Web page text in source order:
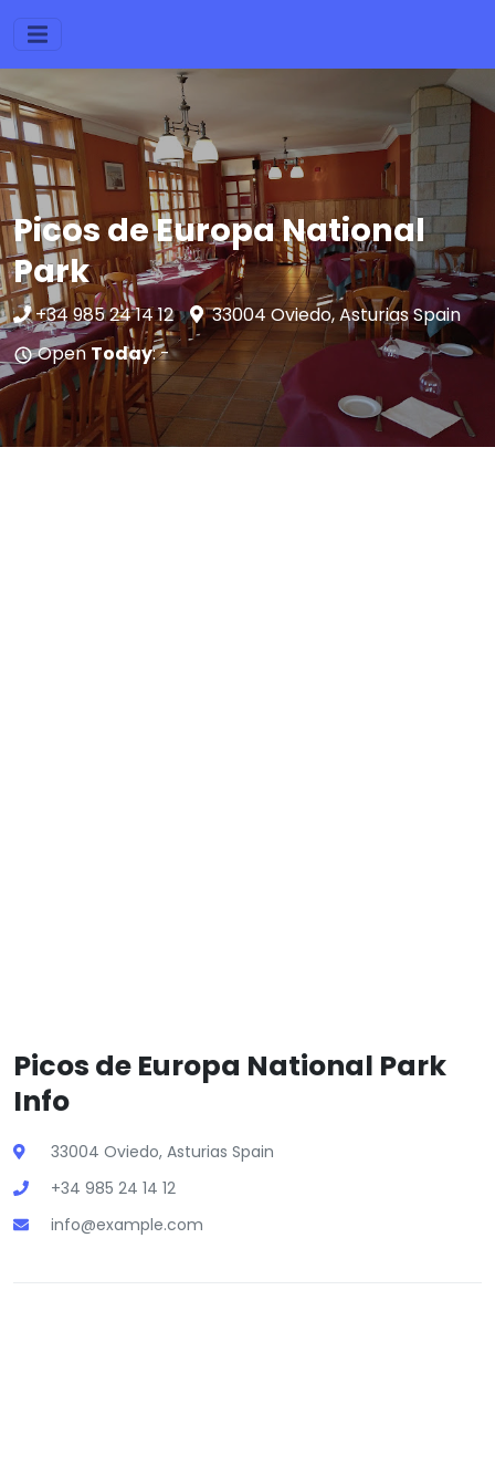
Picos de Europa National
Park
+34 985 24 14 12
33004 Oviedo, Asturias Spain
OpenToday: -
Picos de Europa National Park
Info
33004 Oviedo, Asturias Spain
+34 985 24 14 12
info@example.com